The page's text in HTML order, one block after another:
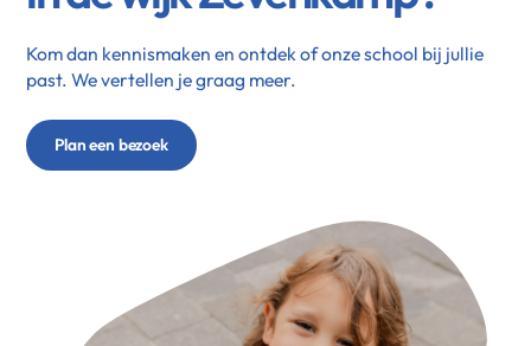
Kom dan kennismaken en ontdek of onze school bij jullie
past. We vertellen je graag meer.
Plan een bezoek